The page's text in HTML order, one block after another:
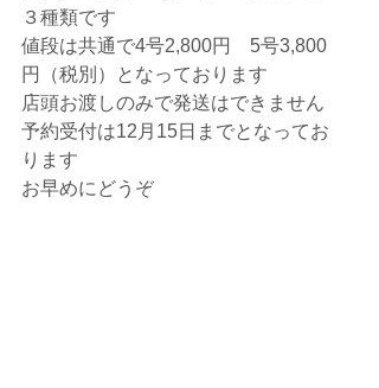
３種類です
値段は共通で4号2,800円　5号3,800
円（税別）となっております
店頭お渡しのみで発送はできません
予約受付は12月15日までとなってお
ります
お早めにどうぞ